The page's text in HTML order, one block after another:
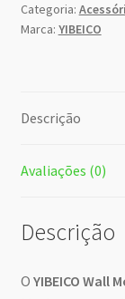
Categoria:
Marca: YIBEICO
Descrição
Avaliações (0)
Descrição
O YIBEICO Wall